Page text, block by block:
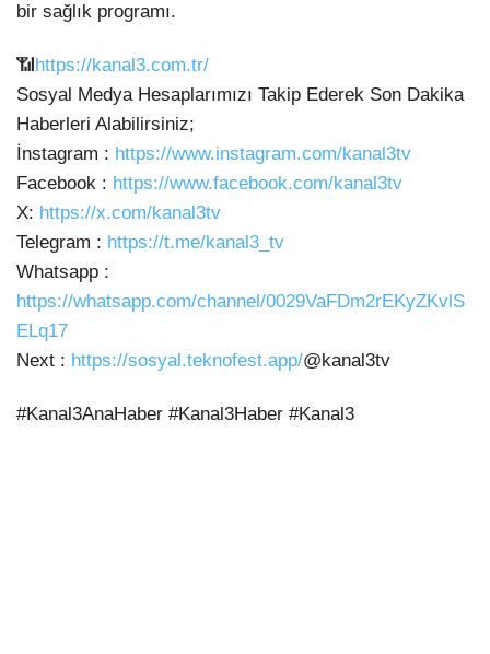
bir sağlık programı.
📶 https://kanal3.com.tr/
Sosyal Medya Hesaplarımızı Takip Ederek Son Dakika
Haberleri Alabilirsiniz;
İnstagram : https://www.instagram.com/kanal3tv
Facebook : https://www.facebook.com/kanal3tv
X: https://x.com/kanal3tv
Telegram : https://t.me/kanal3_tv
Whatsapp :
https://whatsapp.com/channel/0029VaFDm2rEKyZKvlS
ELq17
Next : https://sosyal.teknofest.app/@kanal3tv
#Kanal3AnaHaber #Kanal3Haber #Kanal3